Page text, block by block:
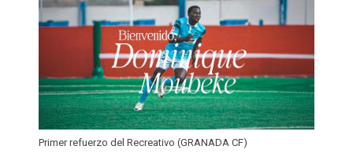
Primer refuerzo del Recreativo (GRANADA CF)